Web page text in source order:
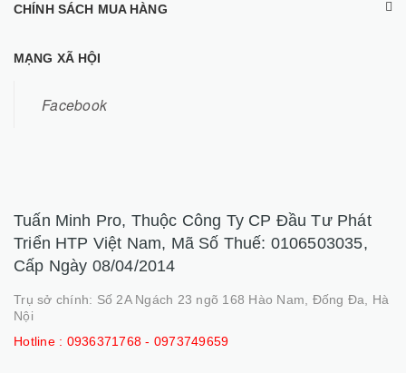
CHÍNH SÁCH MUA HÀNG
MẠNG XÃ HỘI
Facebook
Tuấn Minh Pro, Thuộc Công Ty CP Đầu Tư Phát
Triển HTP Việt Nam, Mã Số Thuế: 0106503035,
Cấp Ngày 08/04/2014
Trụ sở chính: Số 2A Ngách 23 ngõ 168 Hào Nam, Đống Đa, Hà
Nội
Hotline : 0936371768 - 0973749659